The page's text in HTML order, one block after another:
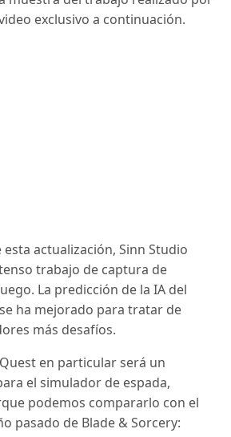
exclusivo a continuación.
actualización, Sinn Studio
trabajo de captura de
La predicción de la IA del
ha mejorado para tratar de
más desafíos.
en particular será un
el simulador de espada,
podemos compararlo con el
pasado de Blade & Sorcery: